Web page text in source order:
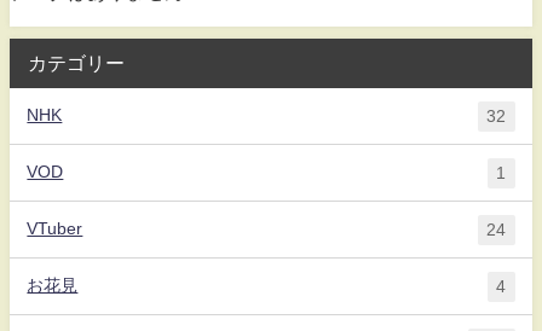
カテゴリー
NHK 32
VOD 1
VTuber 24
お花見 4